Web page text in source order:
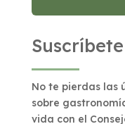
No te pierdas las
sobre
vida con el